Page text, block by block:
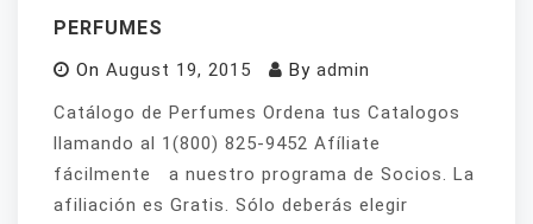
PERFUMES
On August 19, 2015 By admin
Catálogo de Perfumes Ordena tus Catalogos
llamando al 1(800) 825-9452 Afíliate
fácilmente a nuestro programa de Socios. La
afiliación es Gratis. Sólo deberás elegir